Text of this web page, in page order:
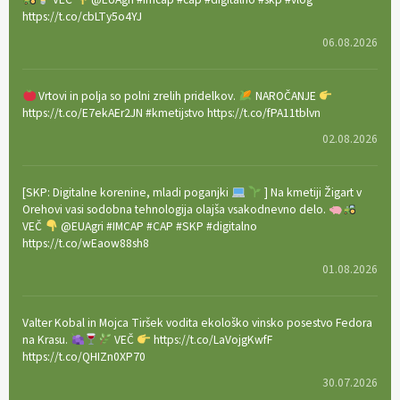
https://t.co/cbLTy5o4YJ
06.08.2026
Vrtovi in polja so polni zrelih pridelkov.
NAROČANJE
https://t.co/E7ekAEr2JN #kmetijstvo https://t.co/fPA11tblvn
02.08.2026
[SKP: Digitalne korenine, mladi poganjki
] Na kmetiji Žigart v
Orehovi vasi sodobna tehnologija olajša vsakodnevno delo.
VEČ
@EUAgri #IMCAP #CAP #SKP #digitalno
https://t.co/wEaow88sh8
01.08.2026
Valter Kobal in Mojca Tiršek vodita ekološko vinsko posestvo Fedora
na Krasu.
VEČ
https://t.co/LaVojgKwfF
https://t.co/QHIZn0XP70
30.07.2026